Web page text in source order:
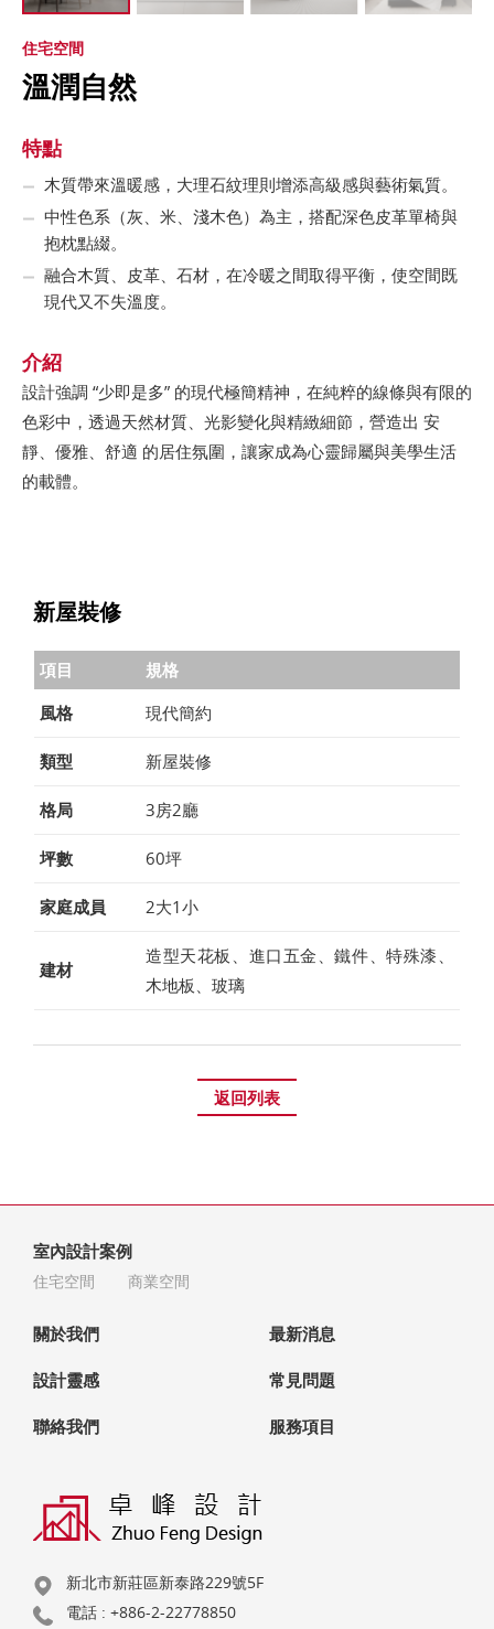
住宅空間
溫潤自然
特點
木質帶來溫暖感，大理石紋理則增添高級感與藝術氣質。
中性色系（灰、米、淺木色）為主，搭配深色皮革單椅與
抱枕點綴。
融合木質、皮革、石材，在冷暖之間取得平衡，使空間既
現代又不失溫度。
介紹
設計強調 “少即是多” 的現代極簡精神，在純粹的線條與有限的
色彩中，透過天然材質、光影變化與精緻細節，營造出 安
靜、優雅、舒適 的居住氛圍，讓家成為心靈歸屬與美學生活
的載體。
新屋裝修
項目
規格
風格
現代簡約
類型 新屋裝修
格局 3房2廳
坪數 60坪
家庭成員 2大1小
建材
造型天花板、進口五金、鐵件、特殊漆、
木地板、玻璃
返回列表
室內設計案例
住宅空間 商業空間
關於我們 最新消息
設計靈感 常見問題
聯絡我們 服務項目
新北市新莊區新泰路229號5F
電話 : +886-2-22778850